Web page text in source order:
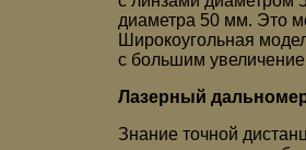
диаметра 50 мм. Это
Широкоугольная
с большим
Лазерный
Знание точной